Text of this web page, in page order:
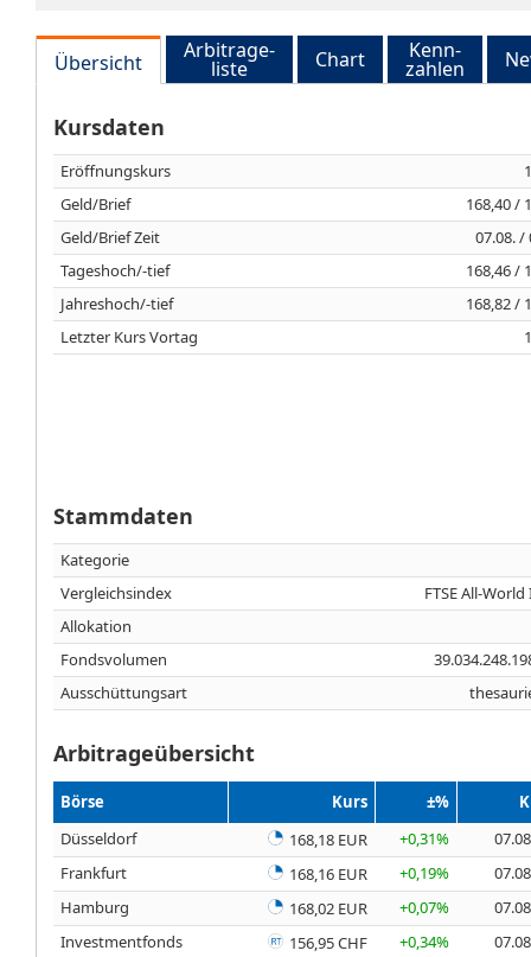
Übersicht Arbitrage-
liste Chart Kenn-
zahlen
Kursdaten
Eröffnungskurs
Geld/Brief
168,40 /
Geld/Brief Zeit
07.08. /
Tageshoch/-tief
168,46 /
Jahreshoch/-tief
168,82 /
Letzter Kurs Vortag
Stammdaten
Kategorie
Vergleichsindex
FTSE All-
Allokation
Fondsvolumen
Ausschüttungsart
Arbitrageübersicht
Börse Kurs ±%
Düsseldorf
168,18 EUR +0,31%
Frankfurt
168,16 EUR +0,19%
Hamburg
168,02 EUR +0,07%
Investmentfonds
156,95 CHF +0,34%